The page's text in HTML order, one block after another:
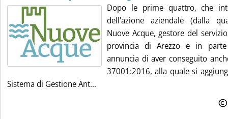
Dopo le prime quattro, che
dell'azione aziendale (dalla
Nuove Acque, gestore del
provincia di Arezzo e in
annuncia di aver conseguito
37001:2016, alla quale si
Sistema di Gestione Ant...